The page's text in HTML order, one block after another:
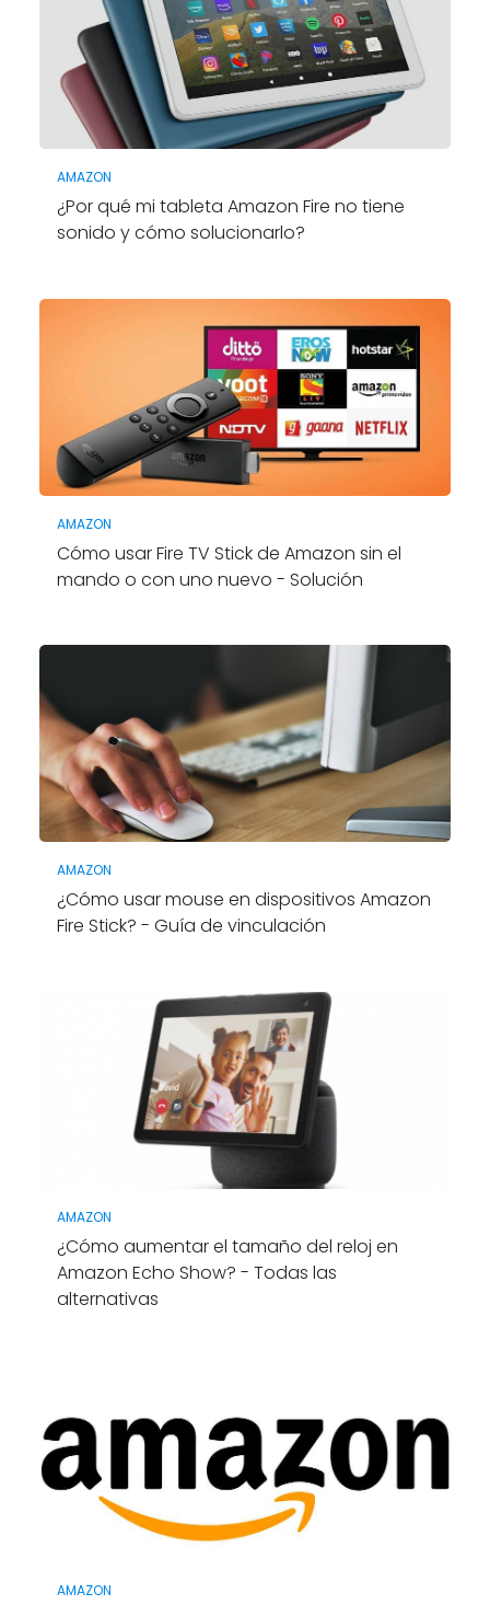
AMAZON
¿Por qué mi tableta Amazon Fire no tiene
sonido y cómo solucionarlo?
AMAZON
Cómo usar Fire TV Stick de Amazon sin el
mando o con uno nuevo - Solución
AMAZON
¿Cómo usar mouse en dispositivos Amazon
Fire Stick? - Guía de vinculación
AMAZON
¿Cómo aumentar el tamaño del reloj en
Amazon Echo Show? - Todas las
alternativas
AMAZON